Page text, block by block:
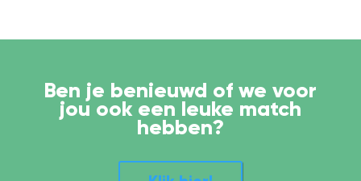
Ben je benieuwd of we voor
jou ook een leuke match
hebben?